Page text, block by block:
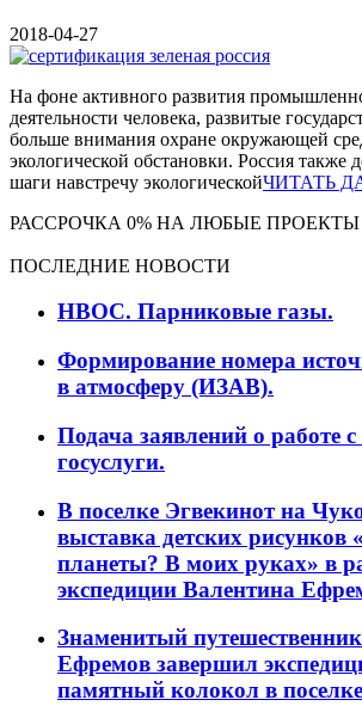
2018-04-27
На фоне активного развития
деятельности человека, развитые
больше внимания охране окружающей
экологической обстановки. Россия также
шаги навстречу экологическойЧИТАТЬ
РАССРОЧКА 0% НА ЛЮБЫЕ ПРОЕКТЫ
ПОСЛЕДНИЕ НОВОСТИ
НВОС. Парниковые газы.
Формирование номера
в атмосферу (ИЗАВ).
Подача заявлений о работе
госуслуги.
В поселке Эгвекинот на
выставка детских рисунков
планеты? В моих руках» в
экспедиции Валентина
Знаменитый
Ефремов завершил
памятный колокол в